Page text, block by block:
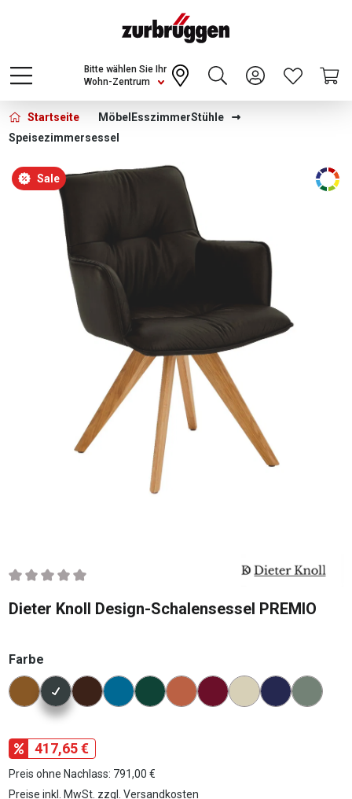
Choose a different country or region to see
content for your location and shop online
CONTINUE
Wohn-Zentrum
Bitte wählen Sie Ihr
Startseite Möbel EsszimmerStühle
Speisezimmersessel
Bildergalerie überspringen
Sale
Durchschnittliche Bewertung von 0 von 5 Sternen
Dieter Knoll Design-Schalensessel PREMIO
Farbe
Konfigurator Farbe
417,65 €
Preis ohne Nachlass: 791,00 €
Preise inkl. MwSt. zzgl. Versandkosten